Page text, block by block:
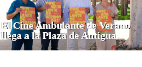
El Cine Ambulante de Verano
llega a la Plaza de Antigua